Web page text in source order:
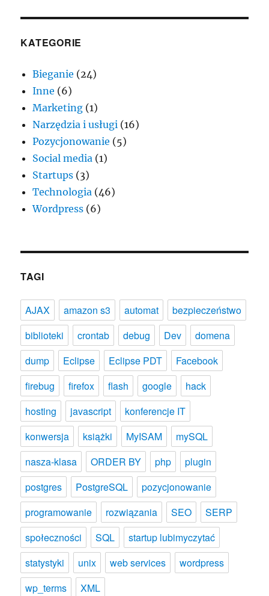
KATEGORIE
Bieganie (24)
Inne (6)
Marketing (1)
Narzędzia i usługi (16)
Pozycjonowanie (5)
Social media (1)
Startups (3)
Technologia (46)
Wordpress (6)
TAGI
AJAX amazon s3 automat
bezpieczeństwo
biblioteki
crontab debug Dev
domena
dump
Eclipse Eclipse PDT
Facebook
firebug
firefox flash google
hack
hosting
javascript
konferencje IT
konwersja
książki MyISAM
mySQL
nasza-klasa
ORDER BY php
plugin
postgres
PostgreSQL
pozycjonowanie
programowanie
rozwiązania SEO
SERP
społeczności
SQL
startup lubimyczytać
statystyki
unix web services
wordpress
wp_terms
XML